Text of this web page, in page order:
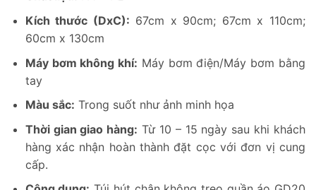
Kích thước (DxC): 67cm x 90cm; 67cm x 110cm;
60cm x 130cm
Máy bơm không khí: Máy bơm điện/Máy bơm bằng
tay
Màu sắc: Trong suốt như ảnh minh họa
Thời gian giao hàng: Từ 10 – 15 ngày sau khi khách
hàng xác nhận hoàn thành đặt cọc với đơn vị cung
cấp.